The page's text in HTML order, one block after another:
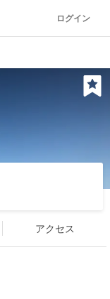
ログイン
アクセス